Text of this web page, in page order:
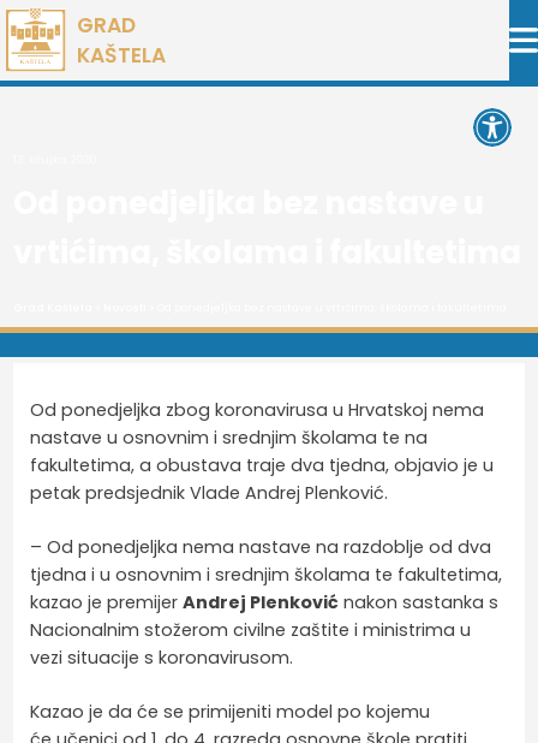
Preskoči
na
sadržaj
GRAD
KAŠTELA
Od ponedjeljka zbog koronavirusa u Hrvatskoj nema
nastave u osnovnim i srednjim školama te na
fakultetima, a obustava traje dva tjedna, objavio je u
petak predsjednik Vlade Andrej Plenković.
– Od ponedjeljka nema nastave na razdoblje od dva
tjedna i u osnovnim i srednjim školama te fakultetima,
kazao je premijerAndrej Plenković nakon sastanka s
Nacionalnim stožerom civilne zaštite i ministrima u
vezi situacije s koronavirusom.
Kazao je da će se primijeniti model po kojemu